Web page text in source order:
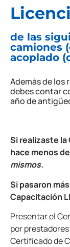
de las
camiones
acoplado
Además de
debes contar
año de
Si realizaste la
hace menos
mismos.
Si pasaron
Capacitación
Presentar el
por
Certificado de